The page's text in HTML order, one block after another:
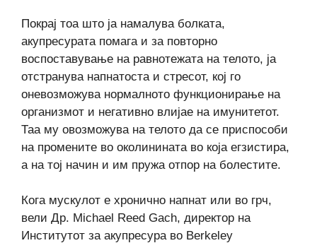
Покрај тоа што ја намалува болката,
акупресурата помага и за повторно
воспоставување на равнотежата на телото, ја
отстранува напнатоста и стресот, кој го
оневозможува нормалното функционирање на
организмот и негативно влијае на имунитетот.
Таа му овозможува на телото да се приспособи
на промените во околинината во која егзистира,
а на тој начин и им пружа отпор на болестите.
Кога мускулот е хронично напнат или во грч,
вели Др. Michael Reed Gach, директор на
Институтот за акупресура во Berkeley